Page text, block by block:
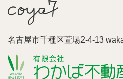
名古屋市千種区萱場2-4-13